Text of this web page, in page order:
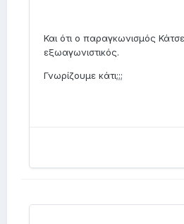
Και ότι ο παραγκωνισμός Κάτσε
εξωαγωνιστικός.
Γνωρίζουμε κάτι;;;